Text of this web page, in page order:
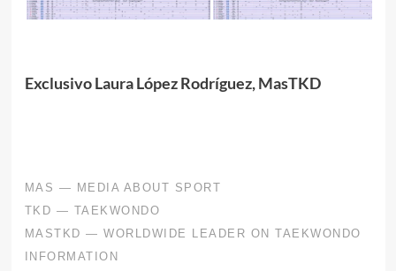
ExclusivoLaura López Rodríguez,MasTKD